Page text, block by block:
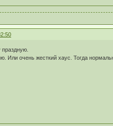
Или очень жесткий хаус. Тогда